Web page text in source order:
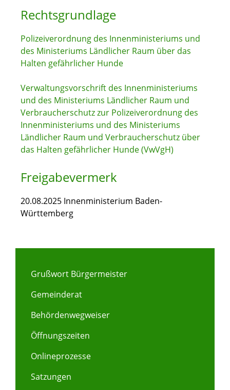
Rechtsgrundlage
Polizeiverordnung des Innenministeriums und
des Ministeriums Ländlicher Raum über das
Halten gefährlicher Hunde
Verwaltungsvorschrift des Innenministeriums
und des Ministeriums Ländlicher Raum und
Verbraucherschutz zur Polizeiverordnung des
Innenministeriums und des Ministeriums
Ländlicher Raum und Verbraucherschutz über
das Halten gefährlicher Hunde (VwVgH)
Freigabevermerk
20.08.2025 Innenministerium Baden-
Württemberg
Grußwort Bürgermeister
Gemeinderat
Behördenwegweiser
Öffnungszeiten
Onlineprozesse
Satzungen